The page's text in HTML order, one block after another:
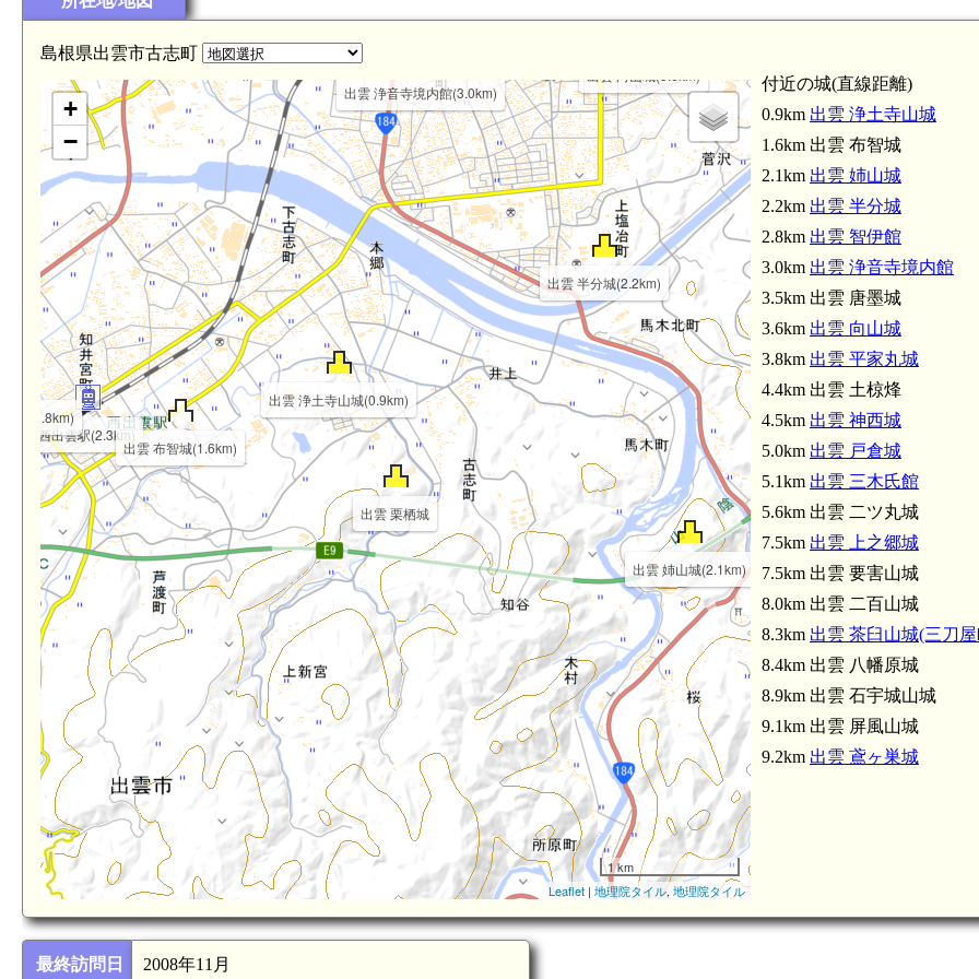
島根県出雲市古志町
西出雲駅(2.3km)
電鉄出雲市駅(3.6km)
出雲 栗栖城
出雲 浄土寺山城(0.9km)
出雲 布智城(1.6km)
出雲 姉山城(2.1km)
出雲 半分城(2.2km)
館(2.8km)
出雲 浄音寺境内館(3.0km)
出雲 唐墨城(3.5km)
+
−
1 km
Leaflet | 地理院タイル, 地理院タイル
付近の城(直線距離)
0.9km 出雲 浄土寺山城
1.6km 出雲 布智城
2.1km 出雲 姉山城
2.2km 出雲 半分城
2.8km 出雲 智伊館
3.0km 出雲 浄音寺境内館
3.5km 出雲 唐墨城
3.6km 出雲 向山城
3.8km 出雲 平家丸城
4.4km 出雲 土椋烽
4.5km 出雲 神西城
5.0km 出雲 戸倉城
5.1km 出雲 三木氏館
5.6km 出雲 二ツ丸城
7.5km 出雲 上之郷城
7.5km 出雲 要害山城
8.0km 出雲 二百山城
8.3km 出雲 茶臼山城(三刀
8.4km 出雲 八幡原城
8.9km 出雲 石宇城山城
9.1km 出雲 屏風山城
9.2km 出雲 鳶ヶ巣城
最終訪問日 2008年11月